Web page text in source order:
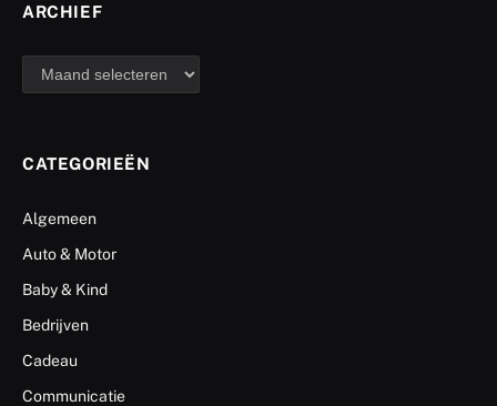
ARCHIEF
archief
CATEGORIEËN
Algemeen
Auto & Motor
Baby & Kind
Bedrijven
Cadeau
Communicatie